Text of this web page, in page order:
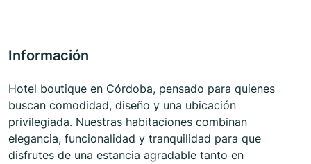
Información
Hotel boutique en Córdoba, pensado para quienes
buscan comodidad, diseño y una ubicación
privilegiada. Nuestras habitaciones combinan
elegancia, funcionalidad y tranquilidad para que
disfrutes de una estancia agradable tanto en